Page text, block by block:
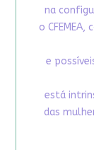
na
o
e
está
das